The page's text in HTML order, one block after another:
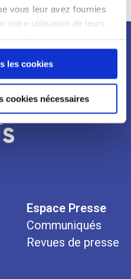
vous leur avez fournies
votre utilisation de leurs
les cookies
cookies nécessaires
Espace Presse
Communiqués
Revues de presse